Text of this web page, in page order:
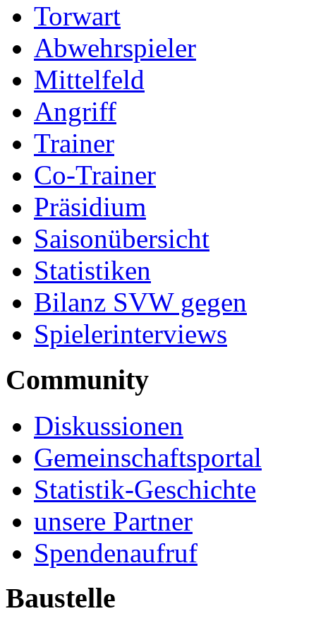
Torwart
Abwehrspieler
Mittelfeld
Angriff
Trainer
Co-Trainer
Präsidium
Saisonübersicht
Statistiken
Bilanz SVW gegen
Spielerinterviews
Community
Diskussionen
Gemeinschaftsportal
Statistik-Geschichte
unsere Partner
Spendenaufruf
Baustelle